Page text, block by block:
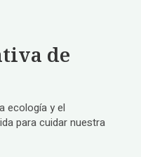
de
ecología y el
para cuidar nuestra